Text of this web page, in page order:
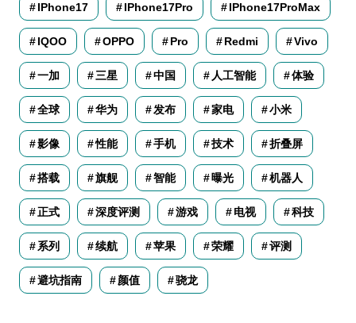
IPhone17 IPhone17Pro IPhone17ProMax
IQOO OPPO Pro Redmi Vivo
一加 三星 中国 人工智能 体验
全球 华为 发布 家电 小米
影像 性能 手机 技术 折叠屏
搭载 旗舰 智能 曝光 机器人
正式 深度评测 游戏 电视 科技
系列 续航 苹果 荣耀 评测
避坑指南 颜值 骁龙